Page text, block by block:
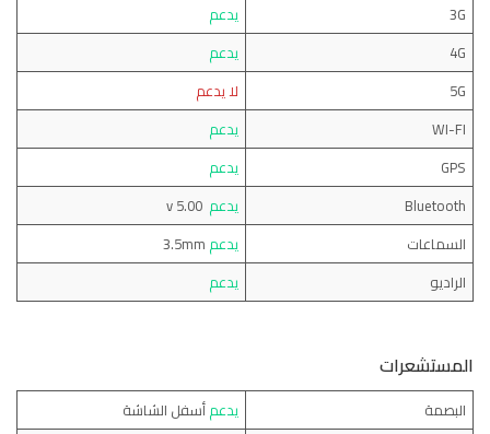
3G
يدعم
4G
يدعم
5G
لا يدعم
WI-FI
يدعم
GPS
يدعم
Bluetooth
يدعم v 5.00
السماعات
يدعم
الراديو
يدعم
المستشعرات
البصمة يدعمأسفل الشاشة